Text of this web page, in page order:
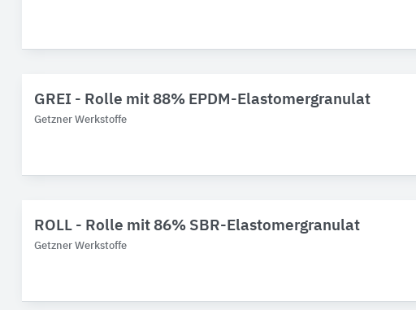
GREI - Rolle mit 88% EPDM-Elastomergranulat
Getzner Werkstoffe
ROLL - Rolle mit 86% SBR-Elastomergranulat
Getzner Werkstoffe